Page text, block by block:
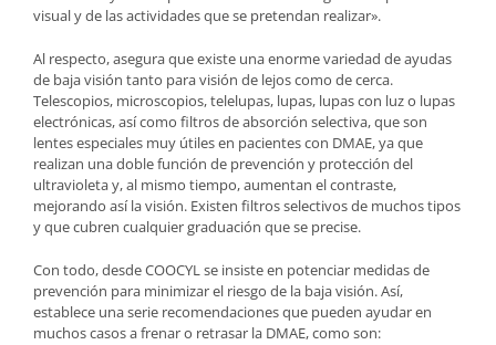
visual y de las actividades que se pretendan realizar».
Al respecto, asegura que existe una enorme variedad de ayudas
de baja visión tanto para visión de lejos como de cerca.
Telescopios, microscopios, telelupas, lupas, lupas con luz o lupas
electrónicas, así como filtros de absorción selectiva, que son
lentes especiales muy útiles en pacientes con DMAE, ya que
realizan una doble función de prevención y protección del
ultravioleta y, al mismo tiempo, aumentan el contraste,
mejorando así la visión. Existen filtros selectivos de muchos tipos
y que cubren cualquier graduación que se precise.
Con todo, desde COOCYL se insiste en potenciar medidas de
prevención para minimizar el riesgo de la baja visión. Así,
establece una serie recomendaciones que pueden ayudar en
muchos casos a frenar o retrasar la DMAE, como son: